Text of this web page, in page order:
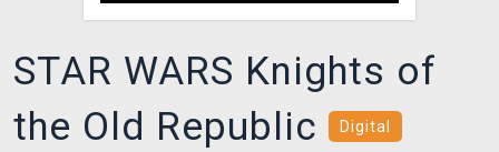
STAR WARS Knights of
the Old Republic
Digital